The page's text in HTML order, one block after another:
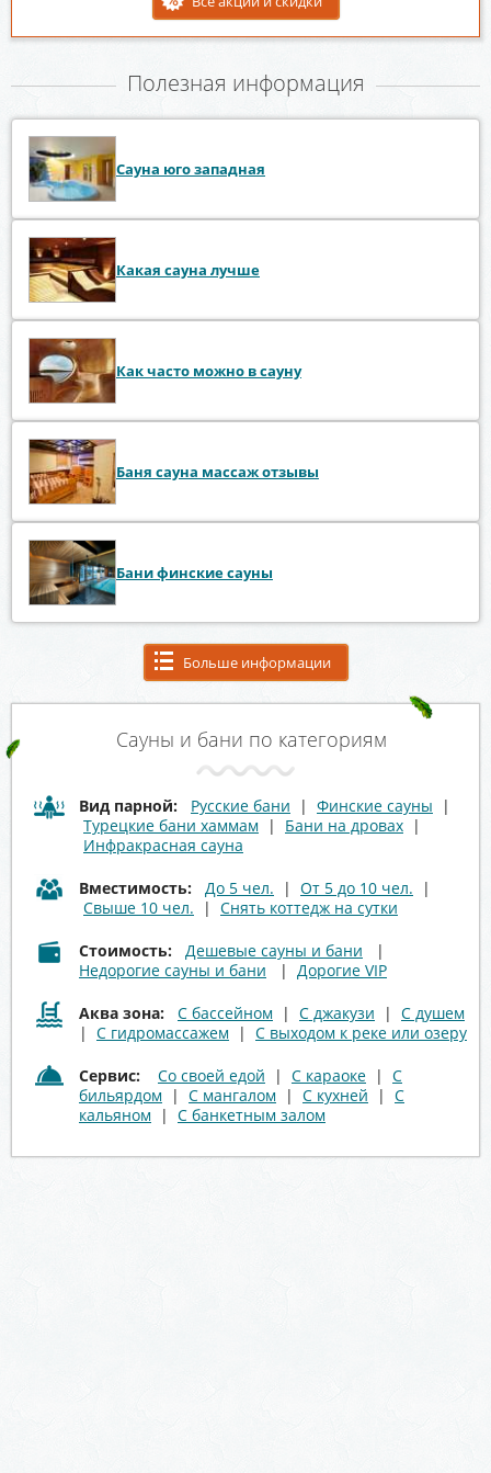
Полезная информация
Сауна юго западная
Какая сауна лучше
Как часто можно в сауну
Баня сауна массаж отзывы
Бани финские сауны
Больше информации
Сауны и бани по категориям
Вид парной: Русские бани | Финские сауны |
Турецкие бани хаммам | Бани на дровах |
Инфракрасная сауна
Вместимость: До 5 чел. | От 5 до 10 чел. |
Свыше 10 чел. | Снять коттедж на сутки
Стоимость: Дешевые сауны и бани |
Недорогие сауны и бани | Дорогие VIP
Аква зона: С бассейном | С джакузи | С душем
| С гидромассажем | С выходом к реке или озеру
Сервис: Со своей едой | С караоке | С
бильярдом | С мангалом | С кухней | С
кальяном | С банкетным залом